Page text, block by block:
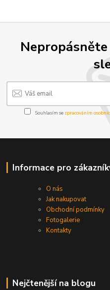
Souhlasím se zpracováním
Informace pro
O nás
Jak nakupovat
Obchodní podmínky
Fotogalerie
Kontakty
Nejčtenější na blogu